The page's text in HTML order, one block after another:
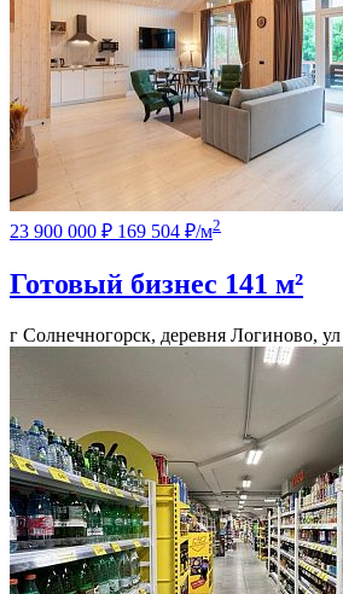
23 900 000 ₽ 169 504 ₽/м2
Готовый бизнес 141 м²
г Солнечногорск, деревня Логиново,